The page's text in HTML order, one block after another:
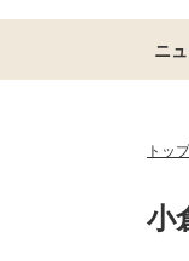
ニ
トッ
小